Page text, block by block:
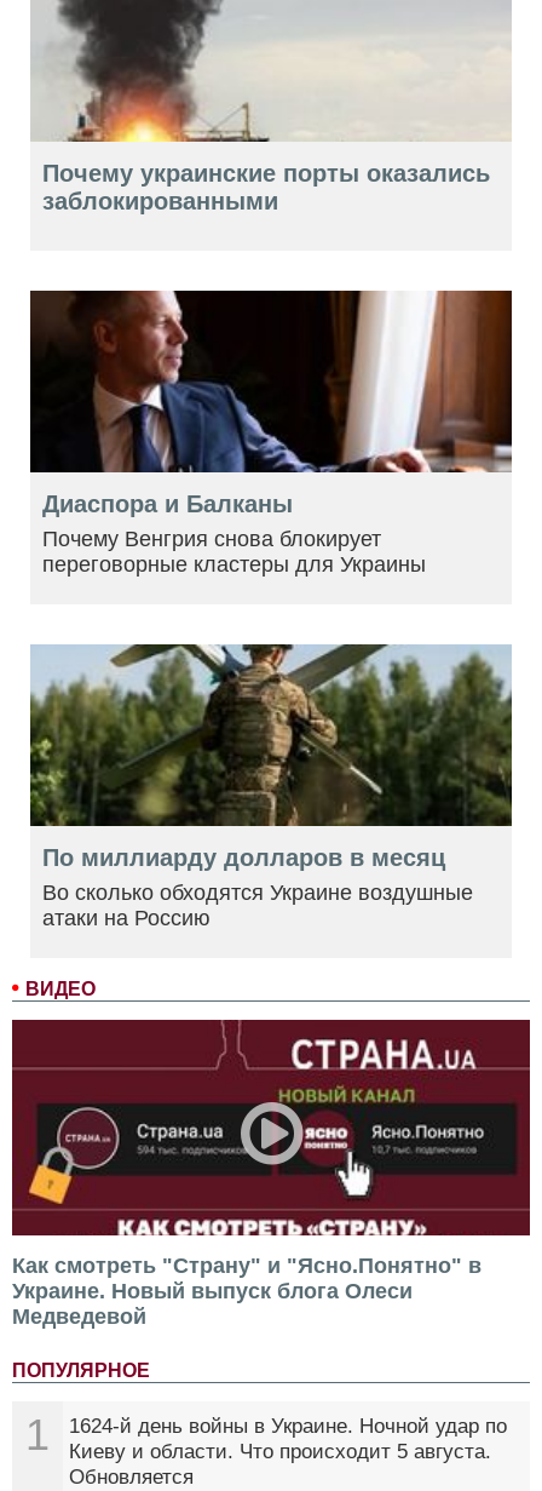
ВИДЕО
Как смотреть "Страну" и "Ясно.Понятно" в
Украине. Новый выпуск блога Олеси
Медведевой
ПОПУЛЯРНОЕ
1
1624-й день войны в Украине. Ночной удар по
Киеву и области. Что происходит 5 августа.
Обновляется
Почему украинские порты оказались
заблокированными
Диаспора и Балканы
Почему Венгрия снова блокирует
переговорные кластеры для Украины
По миллиарду долларов в месяц
Во сколько обходятся Украине воздушные
атаки на Россию